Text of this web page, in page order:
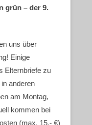
grün – der 9.
uns über
Einige
Elternbriefe zu
anderen
am Montag,
kommen bei
(max. 15,- €)